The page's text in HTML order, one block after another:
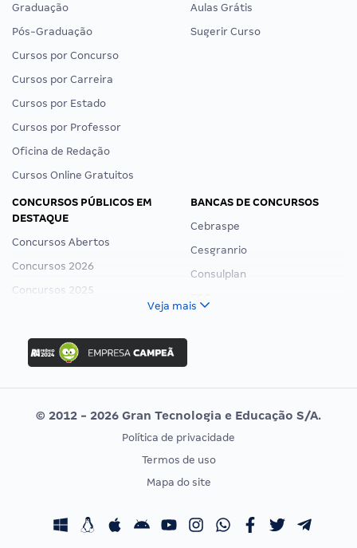
Graduação
Pós-Graduação
Cursos por Concurso
Cursos por Carreira
Cursos por Estado
Cursos por Professor
Oficina de Redação
Cursos Online Gratuitos
Aulas Grátis
Sugerir Curso
CONCURSOS PÚBLICOS EM
DESTAQUE
Concursos Abertos
Concursos 2026
Concursos 2025
Concurso Nacional Unificado
Concurso Ibama
Concurso MPU
Editais publicados
BANCAS DE CONCURSOS
Cebraspe
Cesgranrio
Consulplan
Vunesp
CONCURSOS POR PROFISSÃO
Concursos Fiscais
EXAME DE ORDEM
Calendário OAB
Veja mais
© 2012 - 2026 Gran Tecnologia e Educação S/A.
Política de privacidade
Termos de uso
Mapa do site